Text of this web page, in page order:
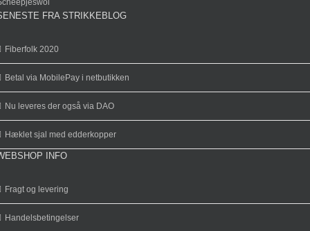
FRA STRIKKEBLOG
Fiberfolk 2020
Betal via MobilePay i netbutikken
Nu leveres der også via DAO
Hæklet sjal med edderkopper
INFO
Fragt og levering
Handelsbetingelser